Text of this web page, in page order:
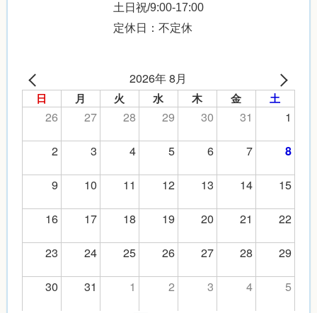
土日祝/9:00-17:00
定休日：不定休
2026年 8月
日 月 火 水 木 金 土
26 27 28 29 30 31
1
2
3 4 5 6 7 8
9 10 11 12 13 14
15
16
17 18 19 20 21
22
23
24 25 26 27 28
29
30
31 1 2 3 4 5